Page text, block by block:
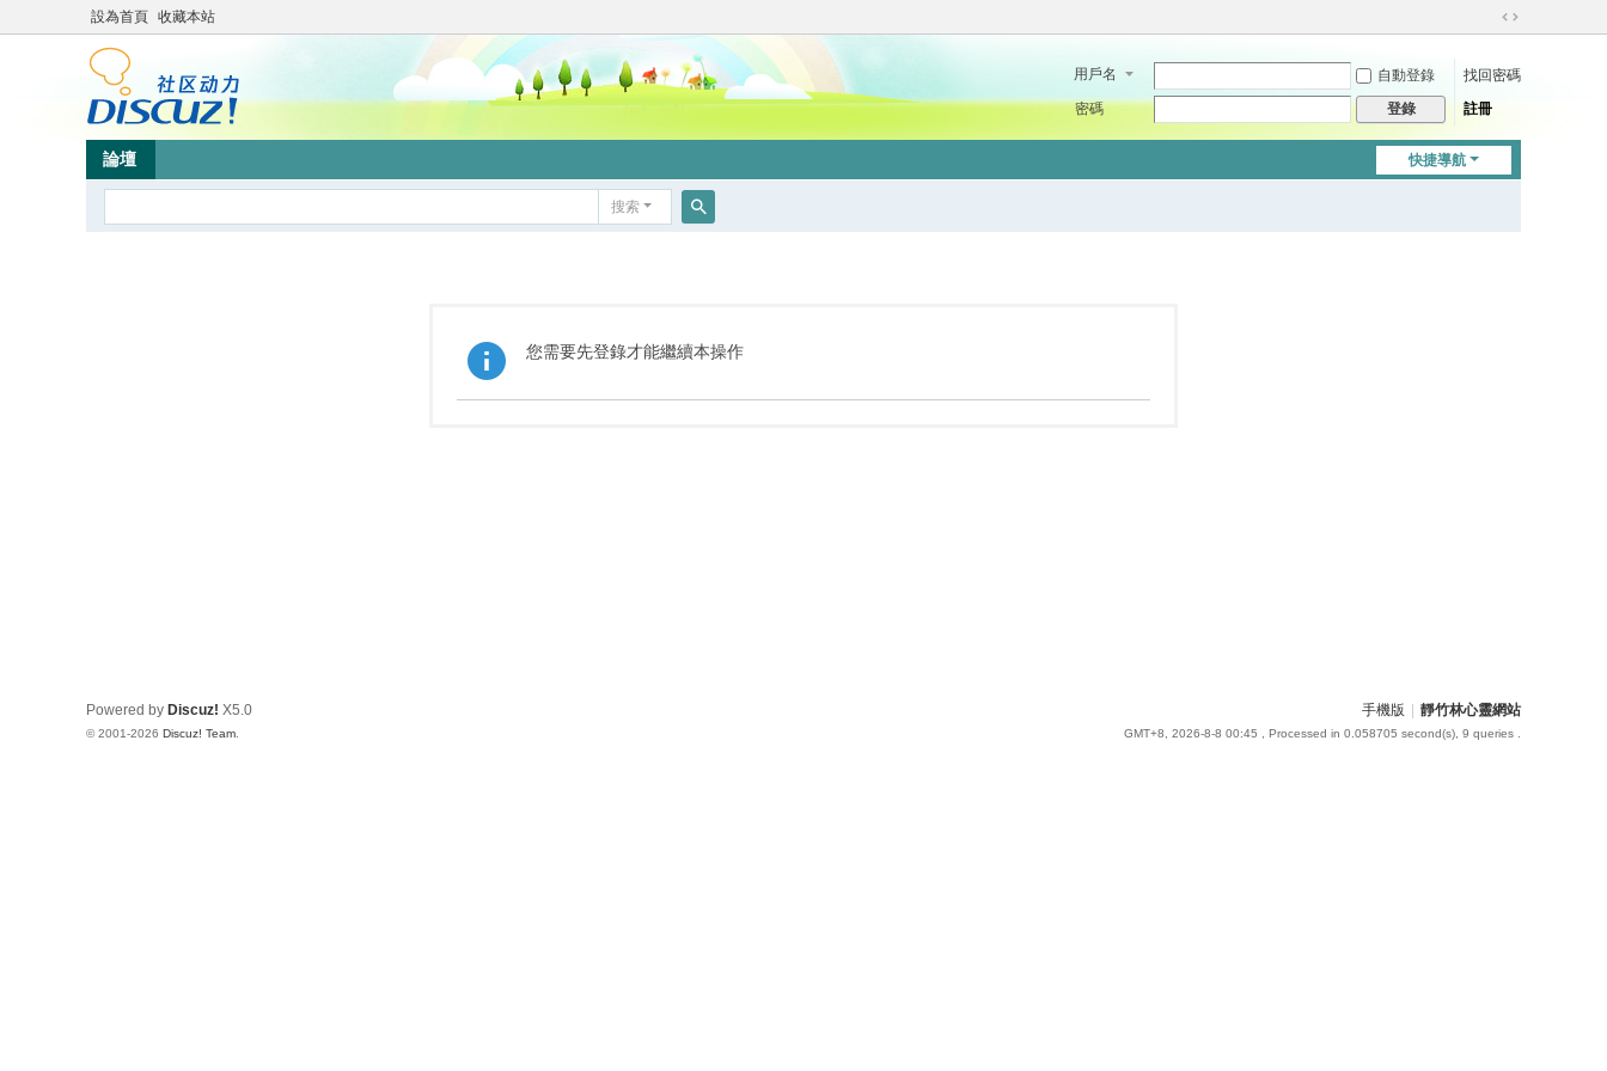
設為首頁 收藏本站
切
到
用戶名 自動登錄
找回密碼
密碼
登錄 註冊
快捷導航
論壇
搜索
您需要先登錄才能繼續本操作
手機版 靜竹林心靈網站
GMT+8, 2026-8-8 00:45 , Processed in 0.058705 second(s), 9 queries .
Powered by Discuz! X5.0
© 2001-2026 Discuz! Team